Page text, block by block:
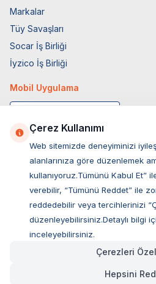
Markalar
Tüy Savaşları
Socar İş Birliği
İyzico İş Birliği
Mobil Uygulama
Müşteri Hizmetleri
Sıkça
Çerez Kullanımı
Web sitemizde deneyiminizi
alanlarınıza göre düzenlemek
kullanıyoruz.Tümünü Kabul Et”
verebilir, “Tümünü Reddet” ile
reddedebilir veya tercihlerinizi
düzenleyebilirsiniz.Detaylı bilgi
inceleyebilirsiniz.
Çerezleri
Hepsini